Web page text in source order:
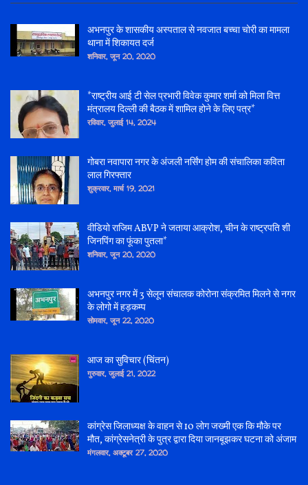
अभनपुर के शासकीय अस्पताल से नवजात बच्चा चोरी का मामला
थाना में शिकायत दर्ज
शनिवार, जून 20, 2020
*राष्ट्रीय आई टी सेल प्रभारी विवेक कुमार शर्मा को मिला वित्त
मंत्रालय दिल्ली की बैठक में शामिल होने के लिए पत्र*
रविवार, जुलाई 14, 2024
गोबरा नवापारा नगर के अंजली नर्सिंग होम की संचालिका कविता
लाल गिरफ्तार
शुक्रवार, मार्च 19, 2021
वीडियो राजिम ABVP ने जताया आक्रोश, चीन के राष्ट्रपति शी
जिनपिंग का फूंका पुतला*
शनिवार, जून 20, 2020
अभनपुर नगर में 3 सेलून संचालक कोरोना संक्रमित मिलने से नगर
के लोगो में हड़कम्प
सोमवार, जून 22, 2020
आज का सुविचार (चिंतन)
गुरुवार, जुलाई 21, 2022
कांग्रेस जिलाध्यक्ष के वाहन से 10 लोग जख्मी एक कि मौके पर
मौत, कांग्रेसनेत्री के पुत्र द्वारा दिया जानबूझकर घटना को अंजाम
मंगलवार, अक्टूबर 27, 2020